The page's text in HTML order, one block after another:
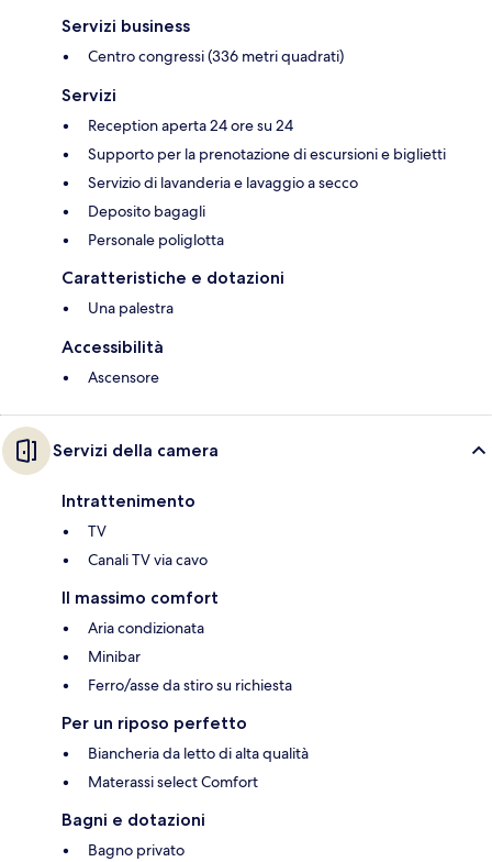
Servizi business
Centro congressi (336 metri quadrati)
Servizi
Reception aperta 24 ore su 24
Supporto per la prenotazione di escursioni e biglietti
Servizio di lavanderia e lavaggio a secco
Deposito bagagli
Personale poliglotta
Caratteristiche e dotazioni
Una palestra
Accessibilità
Ascensore
Servizi della camera
Intrattenimento
TV
Canali TV via cavo
Il massimo comfort
Aria condizionata
Minibar
Ferro/asse da stiro su richiesta
Per un riposo perfetto
Biancheria da letto di alta qualità
Materassi select Comfort
Bagni e dotazioni
Bagno privato